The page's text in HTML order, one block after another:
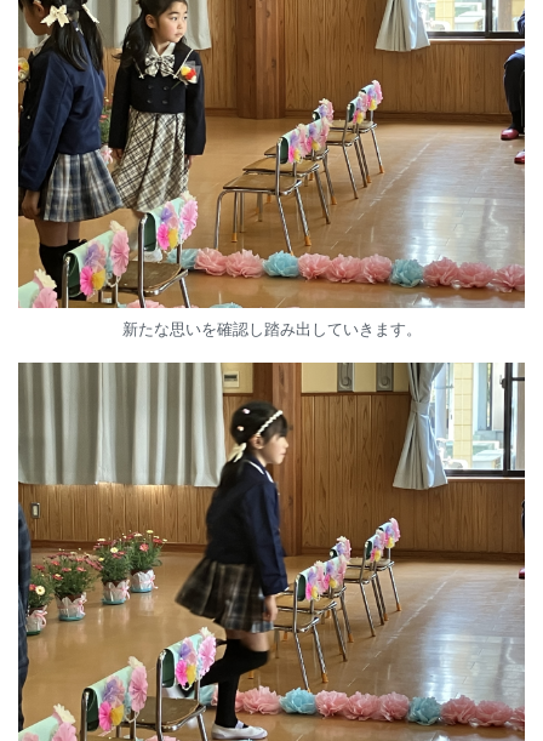
新たな思いを確認し踏み出していきます。